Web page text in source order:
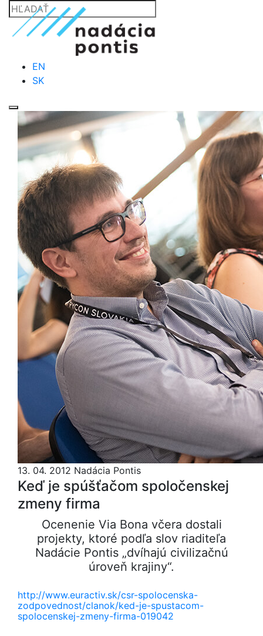
EN
SK
13. 04. 2012 Nadácia Pontis
Keď je spúšťačom spoločenskej
zmeny firma
Ocenenie Via Bona včera dostali
projekty, ktoré podľa slov riaditeľa
Nadácie Pontis „dvíhajú civilizačnú
úroveň krajiny“.
http://www.euractiv.sk/csr-spolocenska-
zodpovednost/clanok/ked-je-spustacom-
spolocenskej-zmeny-firma-019042